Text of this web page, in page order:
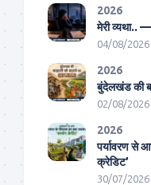
2026
मेरी व्यथा..
04/08/2026
2026
बुंदेलखंड की
02/08/2026
2026
पर्यावरण से
क्रेडिट’
30/07/2026